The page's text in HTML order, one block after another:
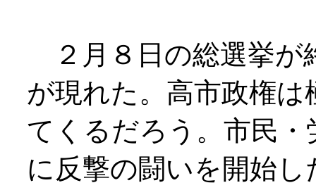
２月８日の総選挙が
が現れた。高市政権
てくるだろう。市民
に反撃の闘いを開始し